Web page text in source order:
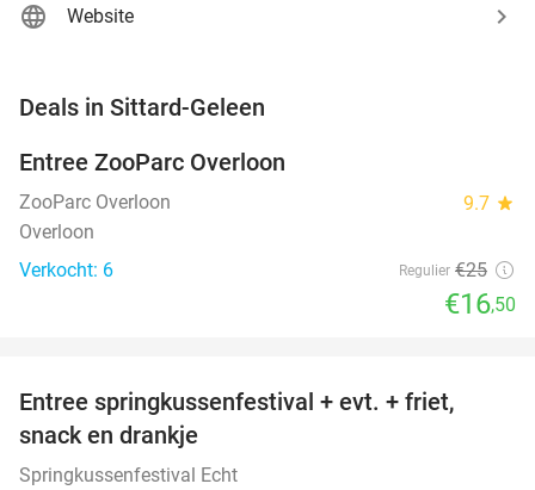
Website
Deals in Sittard-Geleen
TODAY
Entree ZooParc Overloon
ZooParc Overloon 9.7 star
Overloon
Verkocht: 6
Regulier €25
€16,50
TODAY
Entree springkussenfestival + evt. + friet,
snack en drankje
Springkussenfestival Echt